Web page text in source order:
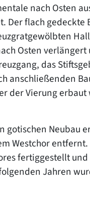
nach Osten
Der flach
Osten
das
anschließenden
der Vierung
gotischen Neubau
Westchor
fertiggestellt
Jahren